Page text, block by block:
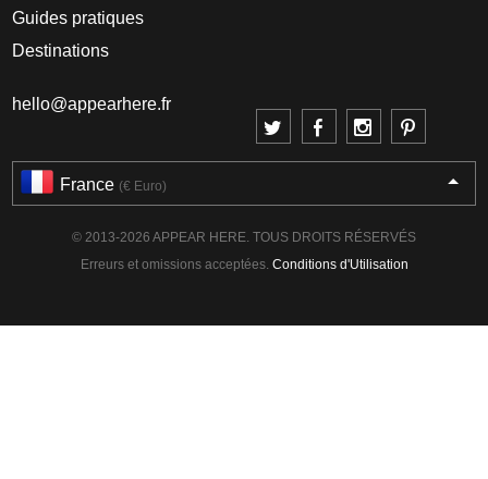
Guides pratiques
Destinations
hello@appearhere.fr
France (€ Euro)
© 2013-2026 APPEAR HERE. TOUS DROITS RÉSERVÉS
Erreurs et omissions acceptées. Conditions d'Utilisation